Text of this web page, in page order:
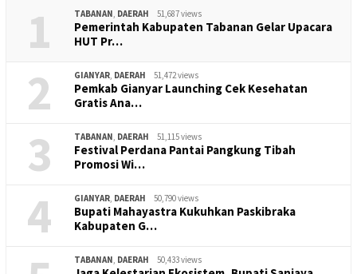
1 TABANAN, DAERAH 51,687 views
Pemerintah Kabupaten Tabanan Gelar Upacara
HUT Pr…
2 GIANYAR, DAERAH 51,472 views
Pemkab Gianyar Launching Cek Kesehatan
Gratis Ana…
3 TABANAN, DAERAH 51,115 views
Festival Perdana Pantai Pangkung Tibah
Promosi Wi…
4 GIANYAR, DAERAH 50,790 views
Bupati Mahayastra Kukuhkan Paskibraka
Kabupaten G…
TABANAN, DAERAH 50,433 views